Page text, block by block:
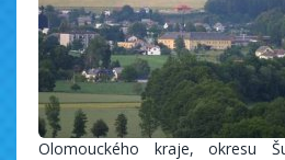
Olomouckého kraje, okresu